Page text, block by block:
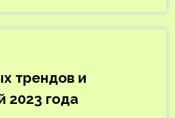
трендов и
2023 года